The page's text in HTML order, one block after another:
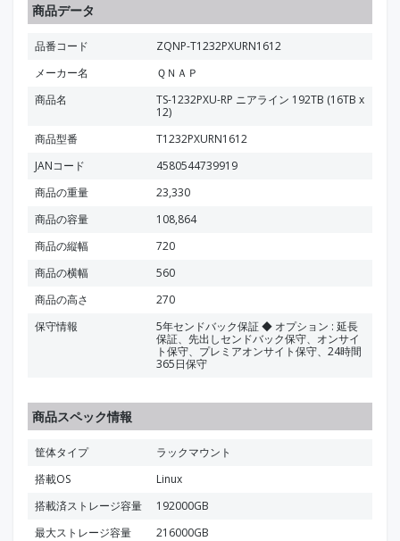
商品データ
品番コード
ZQNP-T1232PXURN1612
メーカー名
ＱＮＡＰ
商品名
TS-1232PXU-RP ニアライン 192TB (16TB x
12)
商品型番
T1232PXURN1612
JANコード
4580544739919
商品の重量
23,330
商品の容量
108,864
商品の縦幅
720
商品の横幅
560
商品の高さ
270
保守情報
5年センドバック保証 ◆ オプション : 延長
保証、先出しセンドバック保守、オンサイ
ト保守、プレミアオンサイト保守、24時間
365日保守
商品スペック情報
筐体タイプ
ラックマウント
搭載OS
Linux
搭載済ストレージ容量
192000GB
最大ストレージ容量
216000GB